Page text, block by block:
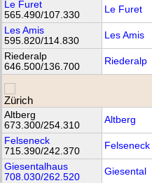
Le Furet
565.490/107.330
Le Furet
Les Amis
595.820/114.830
Les Amis
Riederalp
646.500/136.700
Riederalp
Altberg
673.300/254.310
Altberg
Felseneck
715.390/242.370
Felseneck
Giesentalhaus
708.030/262.520
Giesental